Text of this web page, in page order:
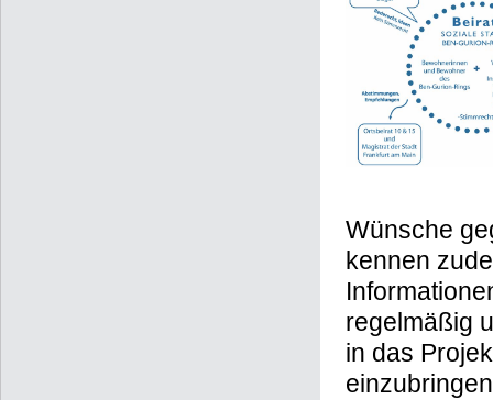
Wünsche
kennen
regelmäßig
in das